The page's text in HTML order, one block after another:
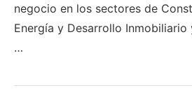
negocio en los sectores de
Energía y Desarrollo
…